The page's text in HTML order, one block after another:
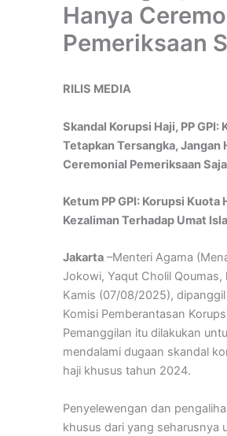
Hanya
Pemeriksaan
RILIS MEDIA
Skandal Korupsi Haji, PP GPI:
Tetapkan Tersangka, Jangan
Ceremonial Pemeriksaan Saja
Ketum PP GPI: Korupsi Kuota
Kezaliman Terhadap Umat
Jakarta –Menteri Agama
Jokowi, Yaqut Cholil Qoumas,
Kamis (07/08/2025),
Komisi Pemberantasan
Pemanggilan itu dilakukan
mendalami dugaan skandal
haji khusus tahun 2024.
Penyelewengan dan
khusus dari yang seharusnya